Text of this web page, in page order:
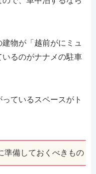
物が「越前がにミュ
るのがナナメの駐車
ているスペースがト
準備しておくべきもの